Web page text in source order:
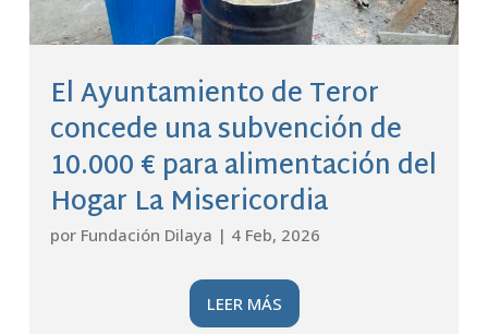
El Ayuntamiento de Teror
concede una subvención de
10.000 € para alimentación del
Hogar La Misericordia
por Fundación Dilaya | 4 Feb, 2026
LEER MÁS